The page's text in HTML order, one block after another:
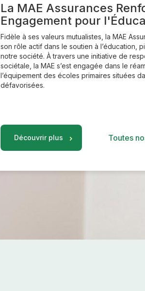
La MAE Assurances
Engagement pour
Fidèle à ses valeurs mutualistes, la MAE
son rôle actif dans le soutien à l’éducation,
notre société. À travers une initiative de
sociétale, la MAE s’est engagée dans le
l’équipement des écoles primaires situées
défavorisées.
Découvrir plus Toutes